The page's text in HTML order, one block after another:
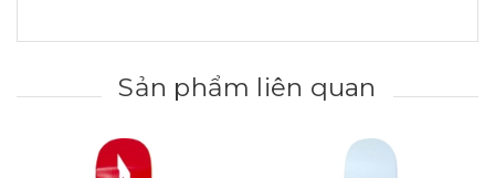
Sản phẩm liên quan